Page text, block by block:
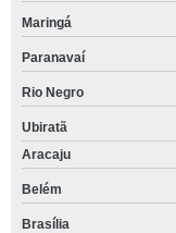
Maringá
Paranavaí
Rio Negro
Ubiratã
Aracaju
Belém
Brasília